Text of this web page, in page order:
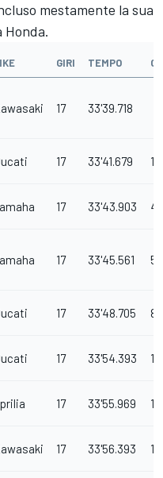
mestamente la sua
GIRI TEMPO
17 33'39.718
17 33'41.679
17 33'43.903
17 33'45.561
17 33'48.705
17 33'54.393
17 33'55.969
17 33'56.393